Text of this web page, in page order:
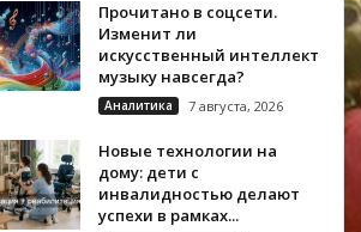
Прочитано в соцсети.
Изменит ли
искусственный интеллект
музыку навсегда?
Аналитика 7 августа, 2026
Новые технологии на
дому: дети с
инвалидностью делают
успехи в рамках...